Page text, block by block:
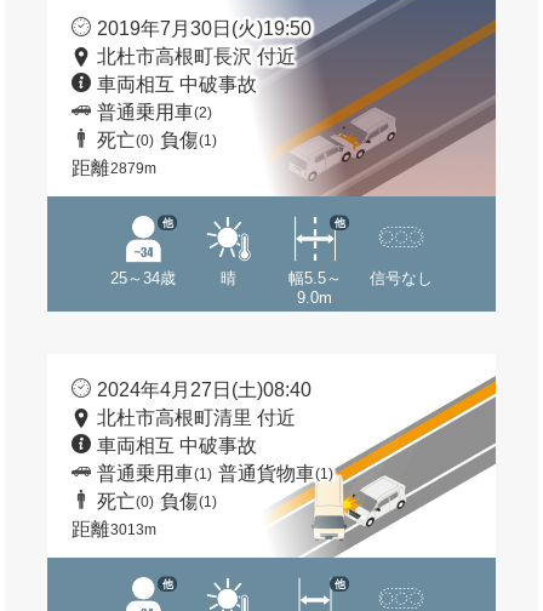
2019年7月30日(火)19:50
北杜市高根町長沢 付近
車両相互 中破事故
普通乗用車(2)
死亡(0) 負傷(1)
距離2879m
25～34歳
他
晴
幅5.5～
9.0m
他
信号なし
2024年4月27日(土)08:40
北杜市高根町清里 付近
車両相互 中破事故
普通乗用車(1) 普通貨物車(1)
死亡(0) 負傷(1)
距離3013m
他 他